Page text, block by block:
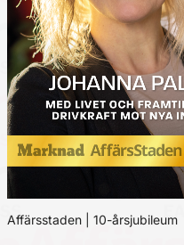
Affärsstaden | 10-årsjubileum